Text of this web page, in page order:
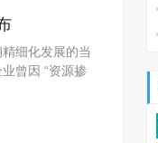
细化发展的当
曾因 “资源掺